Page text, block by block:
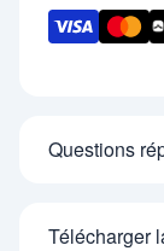
Questions
Télécharger